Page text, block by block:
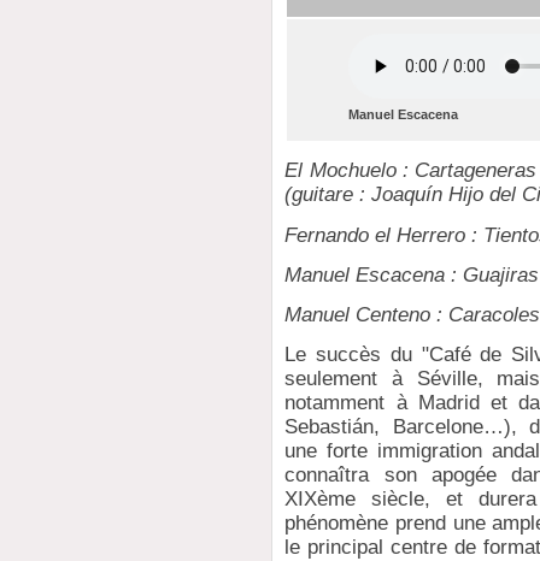
Manuel Escacena
El Mochuelo :
(guitare : Joaquín Hijo del
Fernando el Herrero :
Manuel Escacena :
Manuel Centeno :
Le succès du "Café de
seulement à Séville,
notamment à Madrid et
Sebastián, Barcelone…),
une forte immigration
connaîtra son apogée
XIXème siècle, et
phénomène prend une
le principal centre de